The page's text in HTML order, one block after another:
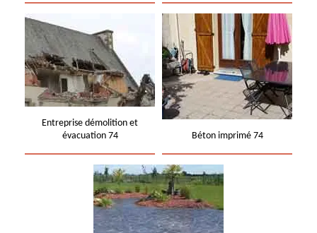
Entreprise démolition et
évacuation 74
Béton imprimé 74